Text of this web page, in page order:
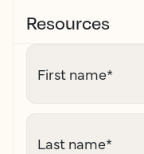
Resources
First name*
Last name*